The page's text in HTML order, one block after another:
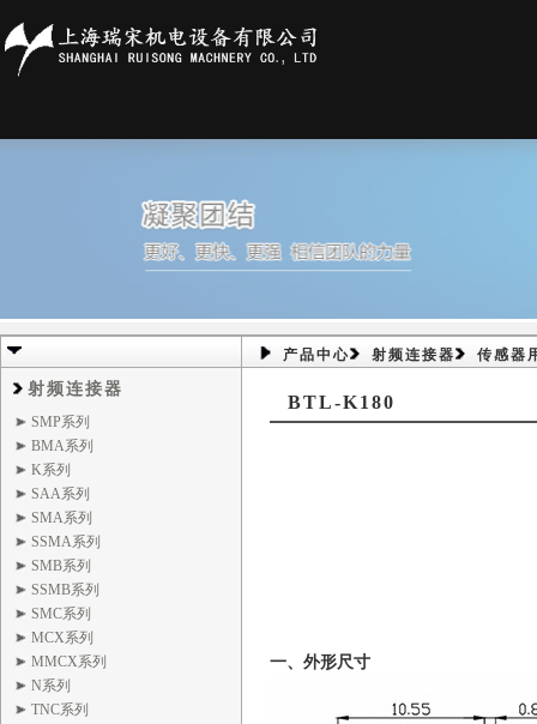
射频连接器
SMP系列
BMA系列
K系列
SAA系列
SMA系列
SSMA系列
SMB系列
SSMB系列
SMC系列
MCX系列
MMCX系列
N系列
TNC系列
产品中心 射频连接器 传感器
BTL-K180
一、外形尺寸